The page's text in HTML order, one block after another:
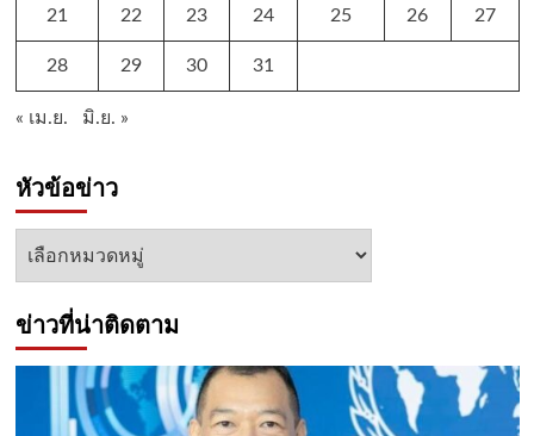
21 22 23 24 25 26 27
28 29 30 31
« เม.ย. มิ.ย. »
หัวข้อข่าว
หัวข้อ
ข่าวที่น่าติดตาม